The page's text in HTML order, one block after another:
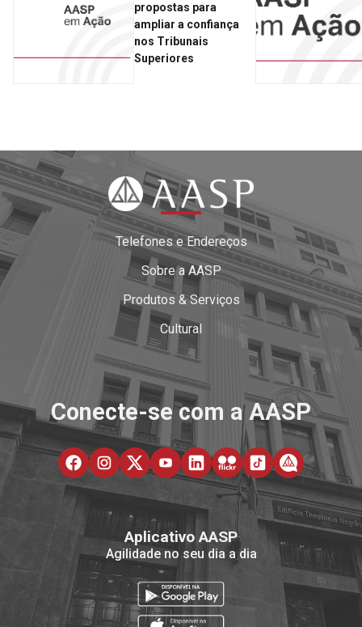
propostas para
ampliar a confiança
nos Tribunais
Superiores
Telefones e Endereços
Sobre a AASP
Produtos & Serviços
Cultural
Conecte-se com a AASP
Aplicativo AASP
Agilidade no seu dia a dia